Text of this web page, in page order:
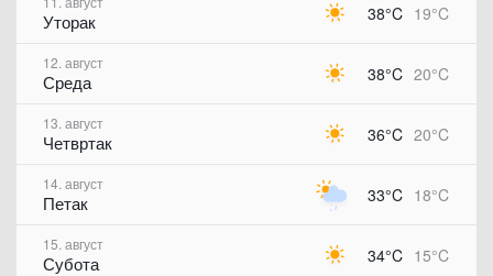
Уторак 38°C 19°C
12. август
Среда 38°C 20°C
13. август
Четвртак 36°C 20°C
14. август
Петак 33°C 18°C
15. август
Субота 34°C 15°C